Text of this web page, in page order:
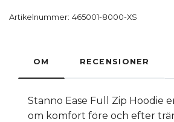
Artikelnummer: 465001-8000-XS
OM RECENSIONER
Stanno Ease Full Zip Hoodie
om komfort före och efter